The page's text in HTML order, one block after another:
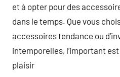
et à opter pour des
dans le temps. Que vous
accessoires tendance ou
intemporelles, l’important
plaisir